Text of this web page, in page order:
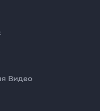
Видео